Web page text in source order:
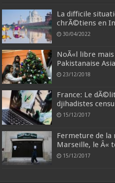
La difficile
chrÃ©tiens en
30/04/2022
NoÃ«l libre
Pakistanaise
23/12/2018
France: Le
djihadistes
15/12/2017
Fermeture de la
Marseille, le Â«
15/12/2017